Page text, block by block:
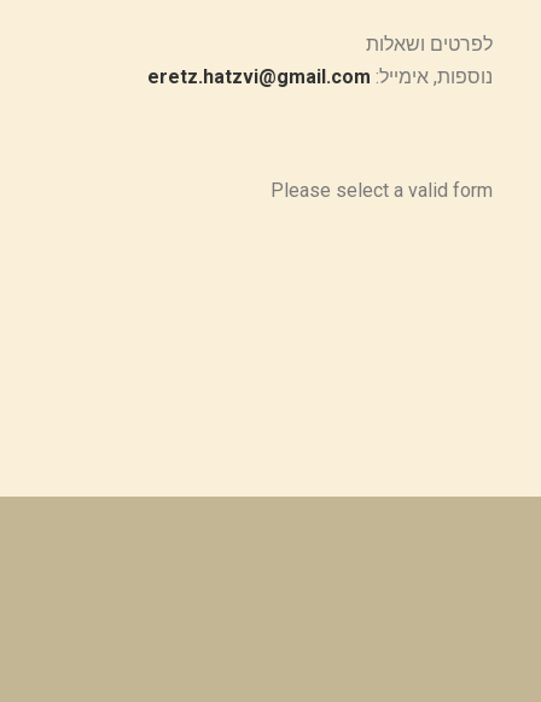
לפרטים ושאלות
נוספות, אימייל: eretz.hatzvi@gmail.com
Please select a valid form